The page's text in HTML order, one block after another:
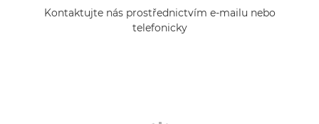
Kontaktujte nás prostřednictvím e-mailu nebo
telefonicky